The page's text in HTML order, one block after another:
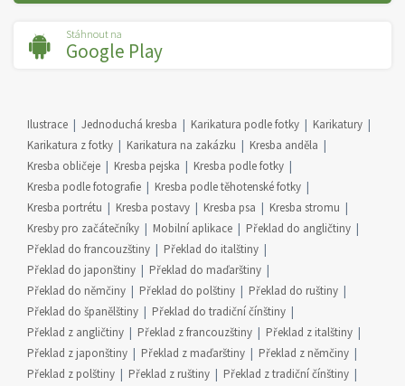
Stáhnout na
Google Play
Ilustrace Jednoduchá kresba Karikatura podle fotky
Karikatury
Karikatura z fotky
Karikatura na zakázku
Kresba anděla
Kresba obličeje
Kresba pejska
Kresba podle fotky
Kresba podle fotografie
Kresba podle těhotenské fotky
Kresba portrétu
Kresba postavy Kresba psa
Kresba stromu
Kresby pro začátečníky
Mobilní aplikace
Překlad do angličtiny
Překlad do francouzštiny
Překlad do italštiny
Překlad do japonštiny
Překlad do maďarštiny
Překlad do němčiny
Překlad do polštiny
Překlad do ruštiny
Překlad do španělštiny
Překlad do tradiční čínštiny
Překlad z angličtiny
Překlad z francouzštiny
Překlad z italštiny
Překlad z japonštiny
Překlad z maďarštiny
Překlad z němčiny
Překlad z polštiny
Překlad z ruštiny
Překlad z tradiční čínštiny